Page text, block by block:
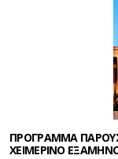
ΠΡΟΓΡΑΜΜΑ
ΧΕΙΜΕΡΙΝΟ